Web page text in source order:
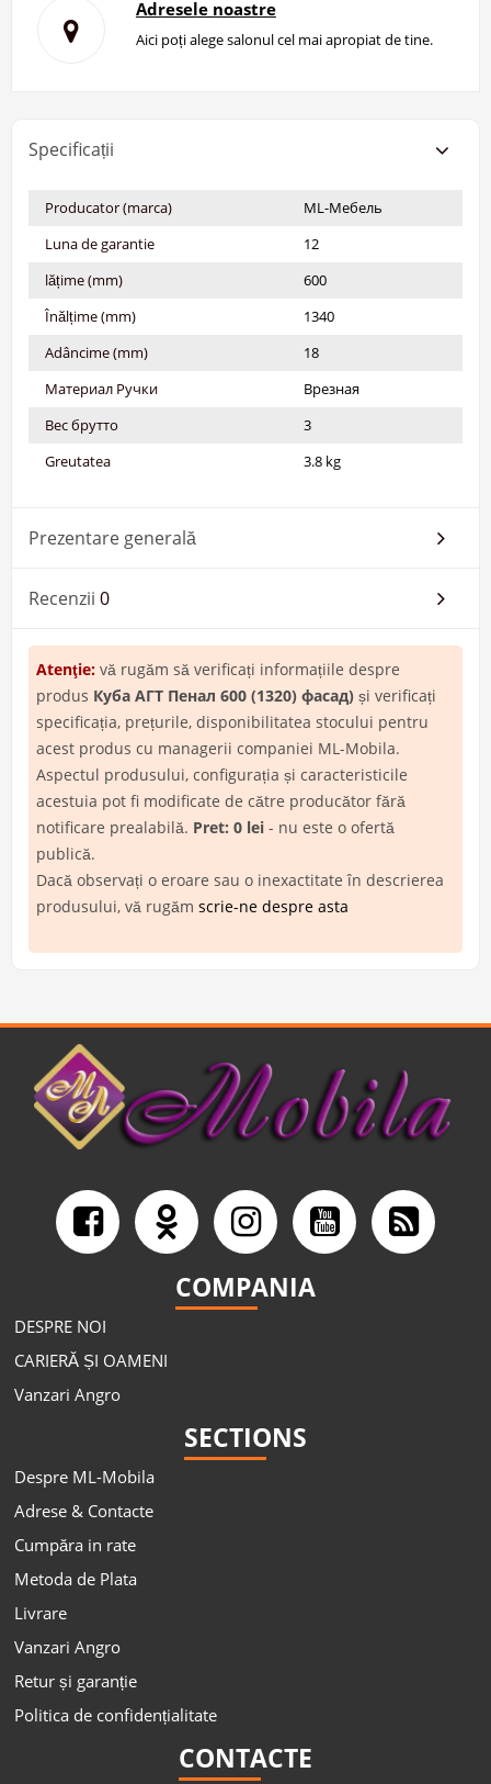
Adresele noastre
Aici poți alege salonul cel mai apropiat de tine.
Specificații
Producator (marca)
ML-Мебель
Luna de garantie
12
lățime (mm)
600
Înălțime (mm)
1340
Adâncime (mm)
18
Материал Ручки
Врезная
Вес брутто
3
Greutatea
3.8 kg
Prezentare generală
Recenzii 0
Atenţie: vă rugăm să verificați informațiile despre
produs Куба АГТ Пенал 600 (1320) фасад) și verificați
specificația, prețurile, disponibilitatea stocului pentru
acest produs cu managerii companiei ML-Mobila.
Aspectul produsului, configurația și caracteristicile
acestuia pot fi modificate de către producător fără
notificare prealabilă. Pret: 0 lei - nu este o ofertă
publică.
Dacă observați o eroare sau o inexactitate în descrierea
produsului, vă rugăm scrie-ne despre asta
COMPANIA
DESPRE NOI
CARIERĂ ȘI OAMENI
Vanzari Angro
SECTIONS
Despre ML-Mobila
Adrese & Contacte
Cumpăra in rate
Metoda de Plata
Livrare
Vanzari Angro
Retur și garanție
Politica de confidențialitate
CONTACTE